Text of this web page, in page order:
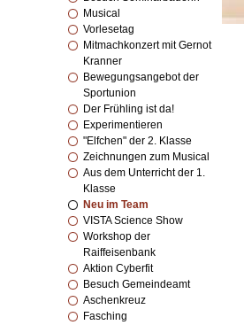
Musical
Vorlesetag
Mitmachkonzert mit Gernot
Kranner
Bewegungsangebot der
Sportunion
Der Frühling ist da!
Experimentieren
"Elfchen" der 2. Klasse
Zeichnungen zum Musical
Aus dem Unterricht der 1.
Klasse
Neu im Team
VISTA Science Show
Workshop der
Raiffeisenbank
Aktion Cyberfit
Besuch Gemeindeamt
Aschenkreuz
Fasching